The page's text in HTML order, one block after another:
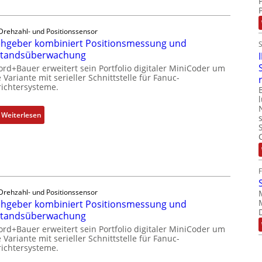
m
e
m
b
r
a
n
e
n
ä
s
s
t
s
i
c
h
i
b
e
l
f
ü
r
u
n
m
d
u
e
b
g
4
u
n
und Positionssensor
kombiniert Positionsmessung und
erweitert sein Portfolio digitaler MiniCoder um
Variante mit serieller Schnittstelle für Fanuc-
Weiterlesen:
D
g
e
b
e
k
o
und Positionssensor
kombiniert Positionsmessung und
erweitert sein Portfolio digitaler MiniCoder um
Variante mit serieller Schnittstelle für Fanuc-